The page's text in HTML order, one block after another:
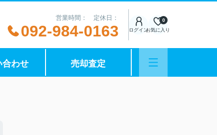
営業時間： 定休日：
092-984-0163 ログインお気に入り
0
合わせ 売却査定